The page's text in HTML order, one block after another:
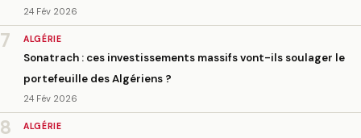
24 Fév 2026
7 ALGÉRIE
Sonatrach : ces investissements massifs vont-ils soulager le
portefeuille des Algériens ?
24 Fév 2026
8 ALGÉRIE